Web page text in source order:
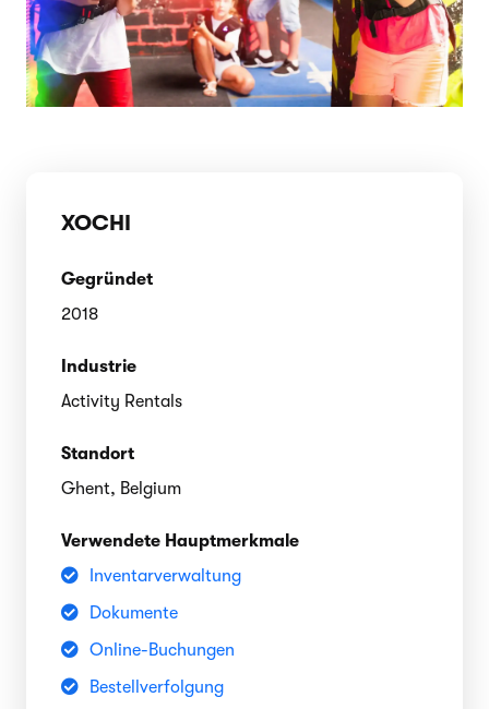
XOCHI
Gegründet
2018
Industrie
Activity Rentals
Standort
Ghent, Belgium
Verwendete Hauptmerkmale
Inventarverwaltung
Dokumente
Online-Buchungen
Bestellverfolgung